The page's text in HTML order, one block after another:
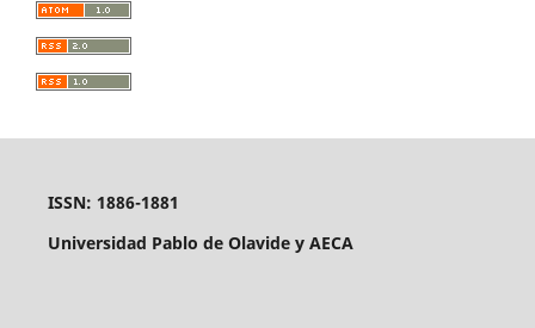
ISSN: 1886-1881
Universidad Pablo de Olavide y AECA